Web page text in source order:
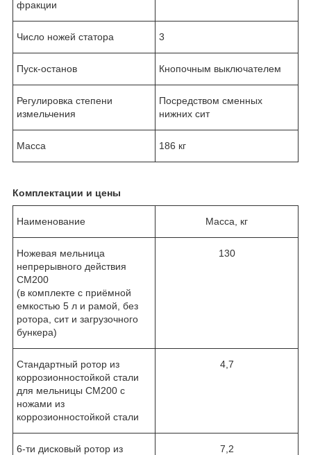
фракции
Число ножей статора 3
Пуск-останов Кнопочным выключателем
Регулировка степени
измельчения
Посредством сменных
нижних сит
Масса 186 кг
Комплектации и цены
Наименование Масса, кг
Ножевая мельница
непрерывного действия
CM200
(в комплекте с приёмной
емкостью 5 л и рамой, без
ротора, сит и загрузочного
бункера)
130
Стандартный ротор из
коррозионностойкой стали
для мельницы CM200 с
ножами из
коррозионностойкой стали
4,7
6-ти дисковый ротор из
7,2